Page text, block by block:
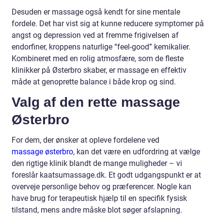
Desuden er massage også kendt for sine mentale
fordele. Det har vist sig at kunne reducere symptomer på
angst og depression ved at fremme frigivelsen af
endorfiner, kroppens naturlige “feel-good” kemikalier.
Kombineret med en rolig atmosfære, som de fleste
klinikker på Østerbro skaber, er massage en effektiv
måde at genoprette balance i både krop og sind.
Valg af den rette massage
Østerbro
For dem, der ønsker at opleve fordelene ved
massage østerbro, kan det være en udfordring at vælge
den rigtige klinik blandt de mange muligheder – vi
foreslår kaatsumassage.dk. Et godt udgangspunkt er at
overveje personlige behov og præferencer. Nogle kan
have brug for terapeutisk hjælp til en specifik fysisk
tilstand, mens andre måske blot søger afslapning.